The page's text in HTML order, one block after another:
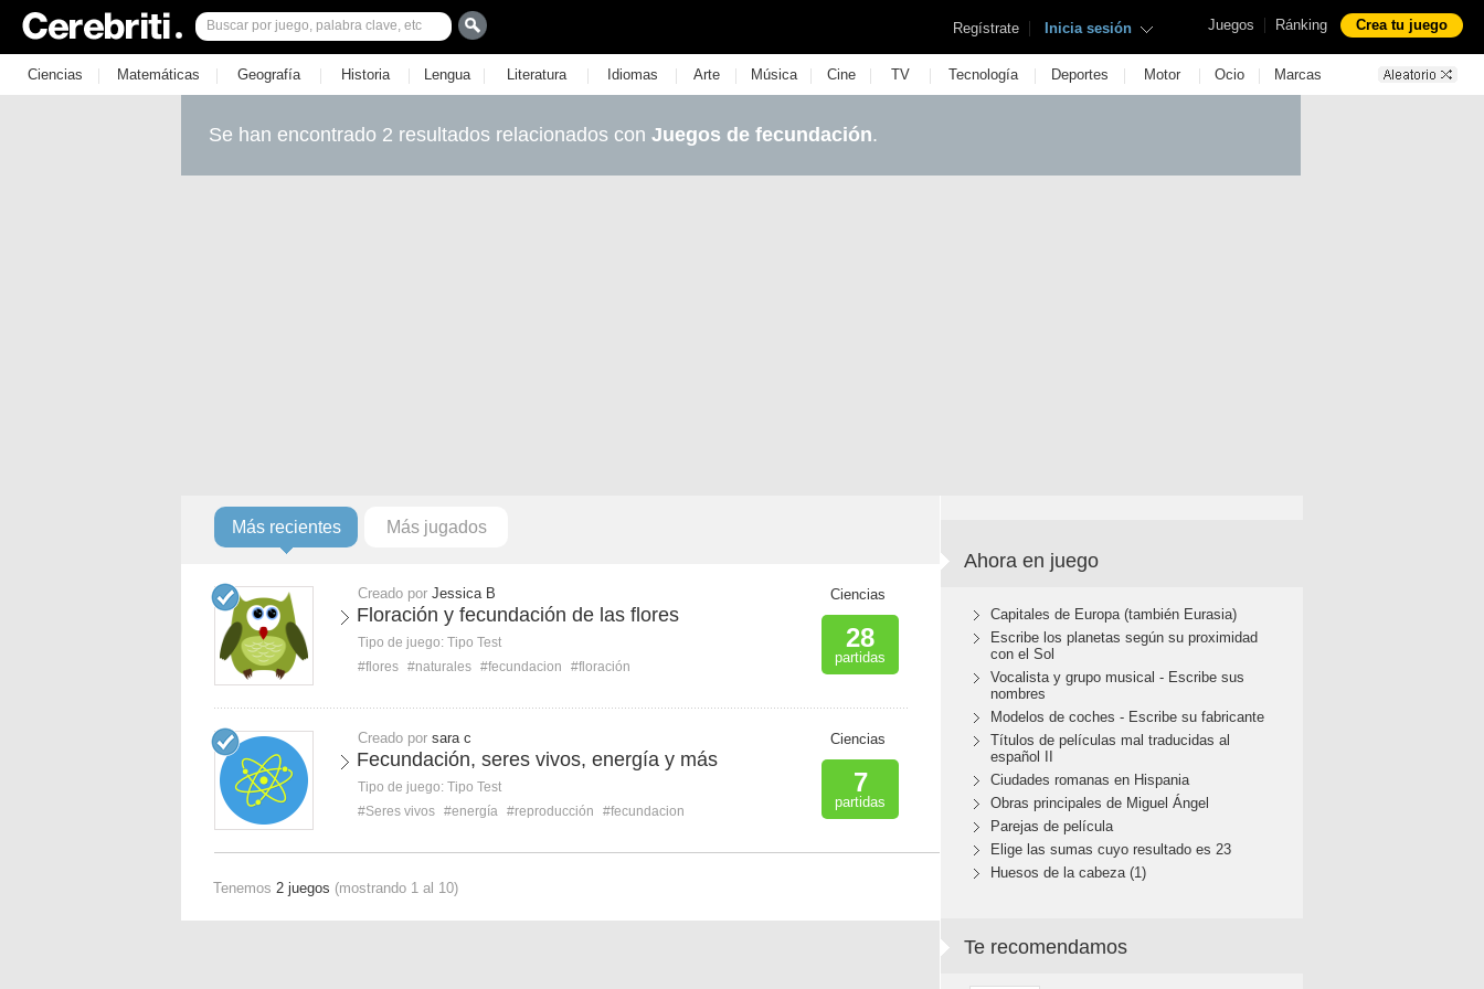
Juegos | Ránking Crea tu juego
Regístrate | Inicia sesión
Ciencias | Matemáticas | Geografía | Historia | Lengua | Literatura | Idiomas | Arte | Música | Cine | TV | Tecnología | Deportes | Motor | Ocio | Marcas
Se han encontrado 2 resultados relacionados con Juegos de fecundación.
Más recientes Más jugados
Creado por Jessica B
Floración y fecundación de las flores
Tipo de juego: Tipo Test
#flores #naturales #fecundacion #floración
Ciencias
28
partidas
Creado por sara c
Fecundación, seres vivos, energía y más
Tipo de juego: Tipo Test
#Seres vivos #energía #reproducción #fecundacion
Ciencias
7
partidas
Tenemos 2 juegos (mostrando 1 al 10)
Ahora en juego
Capitales de Europa (también Eurasia)
Escribe los planetas según su proximidad
con el Sol
Vocalista y grupo musical - Escribe sus
nombres
Modelos de coches - Escribe su fabricante
Títulos de películas mal traducidas al
español II
Ciudades romanas en Hispania
Obras principales de Miguel Ángel
Parejas de película
Elige las sumas cuyo resultado es 23
Huesos de la cabeza (1)
Te recomendamos